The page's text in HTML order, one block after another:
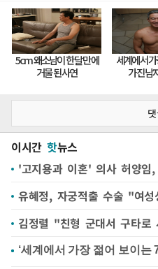
이시간 핫뉴스
'고지용과 이혼' 의사 허양임
유혜정, 자궁적출 수술 "여
김정렬 "친형 군대서 구타